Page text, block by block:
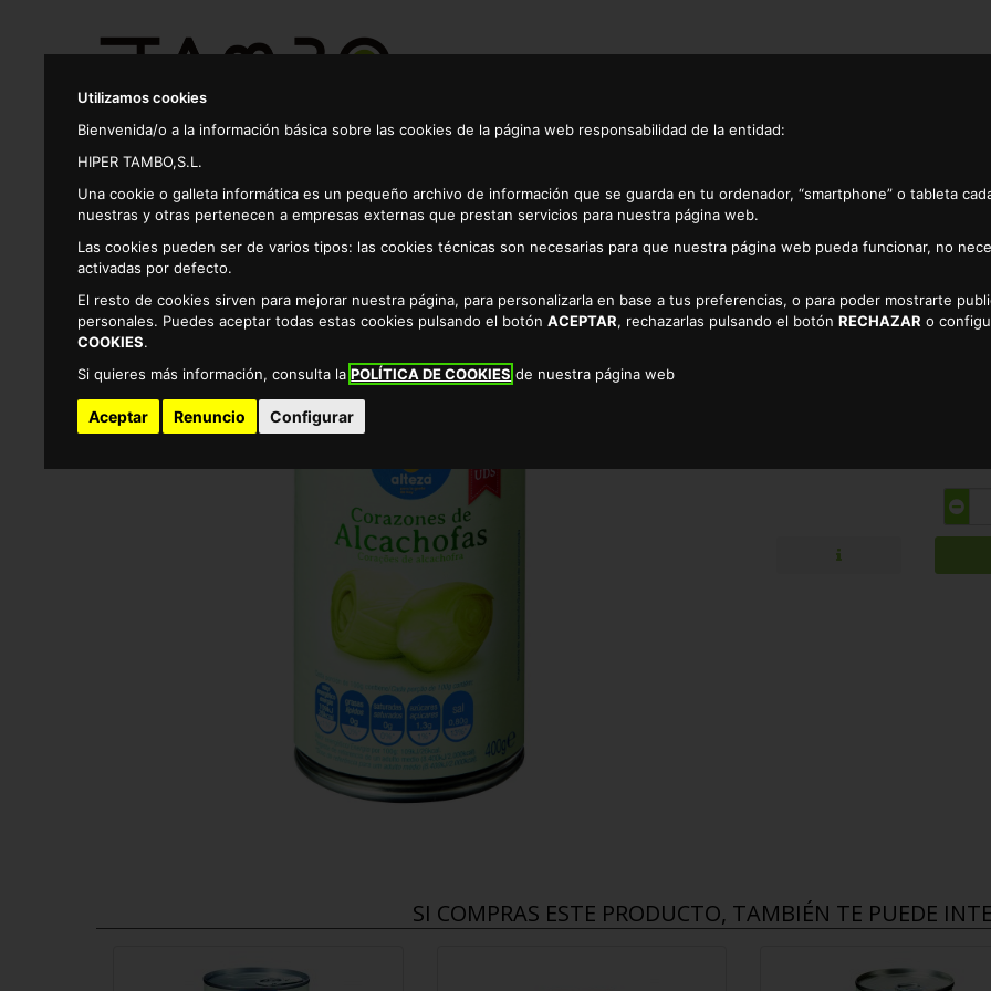
Utilizamos cookies
Bienvenida/o a la información básica sobre las cookies de la página web responsabilidad de la entidad:
HIPER TAMBO,S.L.
Una cookie o galleta informática es un pequeño archivo de información que se guarda en tu ordenador, “smartphone” o tableta
nuestras y otras pertenecen a empresas externas que prestan servicios para nuestra página web.
Las cookies pueden ser de varios tipos: las cookies técnicas son necesarias para que nuestra página web pueda funcionar, no
activadas por defecto.
El resto de cookies sirven para mejorar nuestra página, para personalizarla en base a tus preferencias, o para poder mostrarte
personales. Puedes aceptar todas estas cookies pulsando el botónACEPTAR, rechazarlas pulsando el botónRECHAZAR o
COOKIES.
Si quieres más información, consulta laPOLÍTICA DE COOKIES de nuestra página web
Aceptar Renuncio Configurar
Productos
Alimentacion Conservas vegetales y encurtidos Alcachofas Alcachofa 5/7 piezas alteza 240gr
ALCACHOFA 5/7
SI COMPRAS ESTE PRODUCTO, TAMBIÉN TE PUEDE